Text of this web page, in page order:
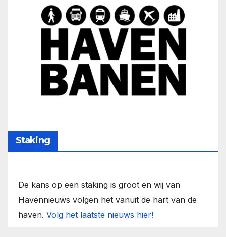
Staking
De kans op een staking is groot en wij van
Havennieuws volgen het vanuit de hart van de
haven. Volg het laatste nieuws hier!